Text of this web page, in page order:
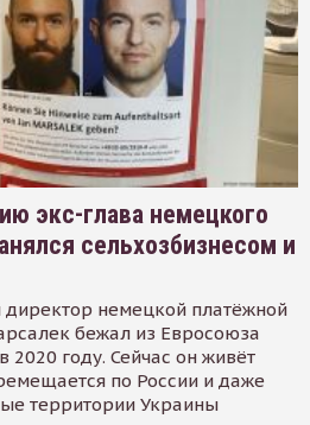
экс-глава немецкого
сельхозбизнесом и
немецкой платёжной
бежал из Евросоюза
2020 году. Сейчас он живёт
по России и даже
территории Украины